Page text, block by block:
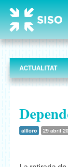
ACTUALITAT
allloro 29 abril